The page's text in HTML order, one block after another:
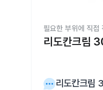
필요한 부위에 직접
리도칸크림
리도칸크림